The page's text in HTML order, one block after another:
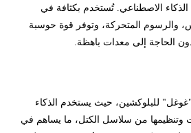
الاصطناعي. تُستخدم بكثافة في
والرسوم المتحركة، وتوفر قوة حوسبة
دون الحاجة إلى معدات باهظة.
للبلوكشين، حيث يستخدم الذكاء
وتنظيمها من سلاسل الكتل، ما يساهم في